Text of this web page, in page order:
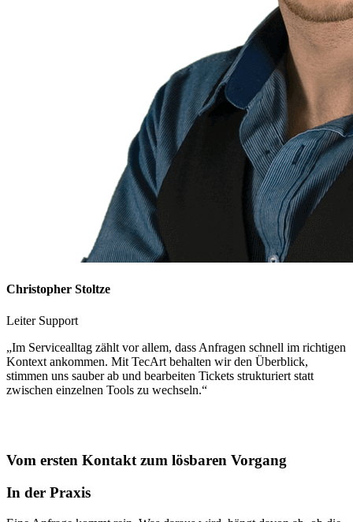
Christopher Stoltze
Leiter Support
„Im Servicealltag zählt vor allem, dass Anfragen schnell im richtigen
Kontext ankommen. Mit TecArt behalten wir den Überblick,
stimmen uns sauber ab und bearbeiten Tickets strukturiert statt
zwischen einzelnen Tools zu wechseln.“
Vom ersten Kontakt zum lösbaren Vorgang
In der Praxis